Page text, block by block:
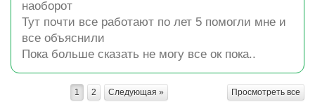
наоборот
Тут почти все работают по лет 5 помогли мне и
все объяснили
Пока больше сказать не могу все ок пока..
Просмотреть все
1 2 Следующая »